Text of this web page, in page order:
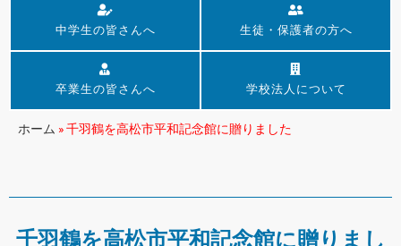
中学生の皆さんへ 生徒・保護者の方へ
卒業生の皆さんへ 学校法人について
ホーム »千羽鶴を高松市平和記念館に贈りました
千羽鶴を高松市平和記念館に贈りまし